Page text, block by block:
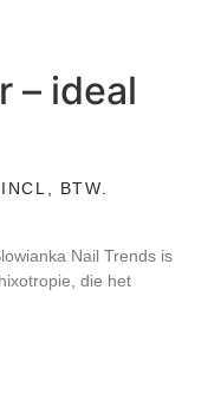
– ideal
INCL, BTW.
Nail Trends is
die het